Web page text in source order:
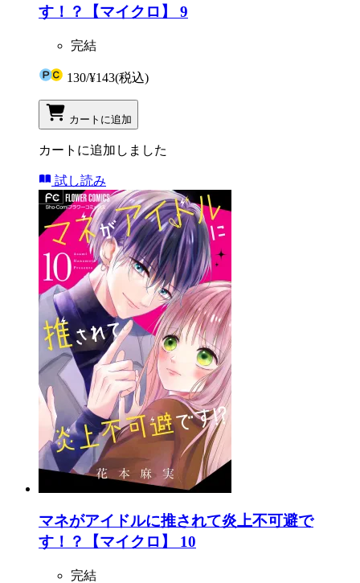
す！？【マイクロ】 9
完結
130/¥143(税込)
カートに追加
カートに追加しました
試し読み
マネがアイドルに推されて炎上不可避で
す！？【マイクロ】 10
完結